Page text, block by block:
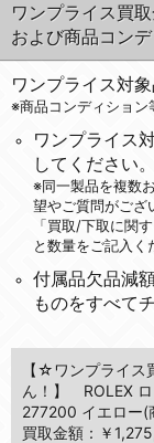
ワンプライス買
および商品コン
ワンプライス対
※商品コンディション
ワンプライス
してください。
※同一製品を複数
望やご質問がござ
「買取/下取に関
と数量をご記入く
付属品欠品減
ものをすべて
【☆ワンプライ
ん！】 ROLEX ロ
277200 イエロー(
買取金額：￥